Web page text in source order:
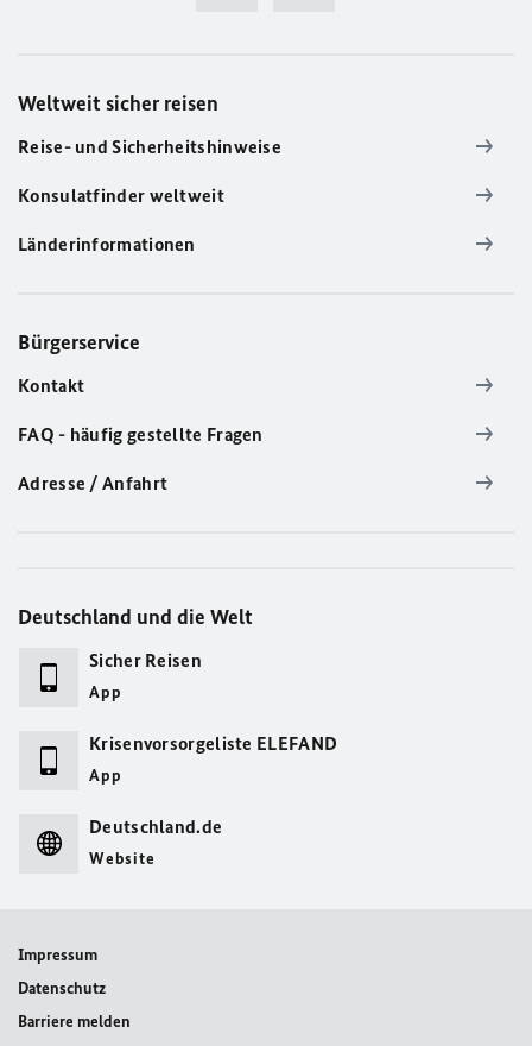
Weltweit sicher reisen
Reise- und Sicherheitshinweise
Konsulatfinder weltweit
Länderinformationen
Bürgerservice
Kontakt
FAQ - häufig gestellte Fragen
Adresse / Anfahrt
Deutschland und die Welt
Sicher Reisen
App
Krisenvorsorgeliste ELEFAND
App
Deutschland.de
Website
Impressum
Datenschutz
Barriere melden